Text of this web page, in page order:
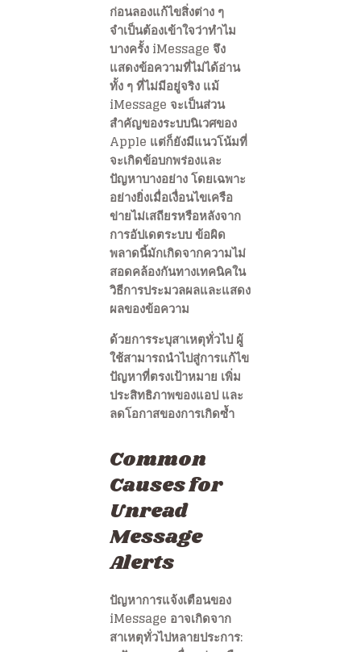
ก่อนลองแก้ไขสิ่งต่าง ๆ
จำเป็นต้องเข้าใจว่าทำไม
บางครั้ง iMessage จึง
แสดงข้อความที่ไม่ได้อ่าน
ทั้ง ๆ ที่ไม่มีอยู่จริง แม้
iMessage จะเป็นส่วน
สำคัญของระบบนิเวศของ
Apple แต่ก็ยังมีแนวโน้มที่
จะเกิดข้อบกพร่องและ
ปัญหาบางอย่าง โดยเฉพาะ
อย่างยิ่งเมื่อเงื่อนไขเครือ
ข่ายไม่เสถียรหรือหลังจาก
การอัปเดตระบบ ข้อผิด
พลาดนี้มักเกิดจากความไม่
สอดคล้องกันทางเทคนิคใน
วิธีการประมวลผลและแสดง
ผลของข้อความ
ด้วยการระบุสาเหตุทั่วไป ผู้
ใช้สามารถนำไปสู่การแก้ไข
ปัญหาที่ตรงเป้าหมาย เพิ่ม
ประสิทธิภาพของแอป และ
ลดโอกาสของการเกิดซ้ำ
Common
Causes for
Unread
Message
Alerts
ปัญหาการแจ้งเตือนของ
iMessage อาจเกิดจาก
สาเหตุทั่วไปหลายประการ: